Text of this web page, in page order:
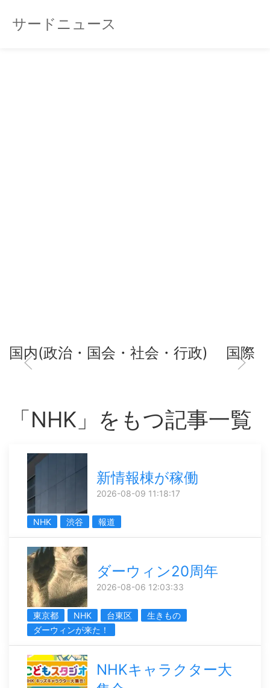
サードニュース
国内(政治・国会・社会・行政) 国際
「NHK」をもつ記事一覧
新情報棟が稼働
2026-08-09 11:18:17
NHK 渋谷 報道
ダーウィン20周年
2026-08-06 12:03:33
東京都 NHK 台東区
生きもの
ダーウィンが来た！
NHKキャラクター大